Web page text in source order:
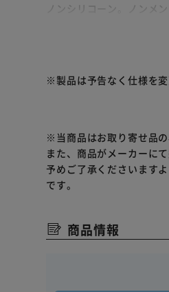
ノンシリコーン。ノンメ
独自開発の「髪・肌なめ
天然由来ベタイン配合（
※製品は予告なく仕様を
※当商品はお取り寄せ品
また、商品がメーカーに
予めご了承くださいます
です。
商品情報